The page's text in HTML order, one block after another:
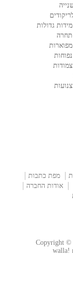
גדולות
מפת כתבות
אודות החברה
walla!